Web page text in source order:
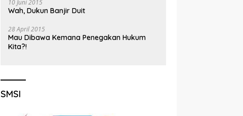
10 Juni 2015
Wah, Dukun Banjir Duit
28 April 2015
Mau Dibawa Kemana Penegakan Hukum
Kita?!
SMSI